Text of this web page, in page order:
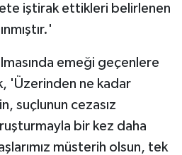
iştirak ettikleri belirlenen
emeği geçenlere
'Üzerinden ne kadar
suçlunun cezasız
bir kez daha
müsterih olsun, tek